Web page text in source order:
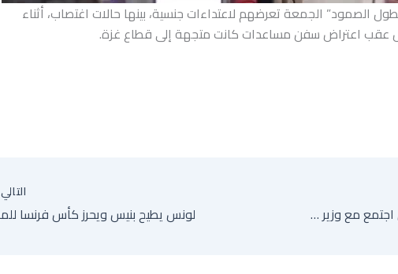
الصمود” الجمعة تعرضهم لاعتداءات جنسية، بينها حالات اغتصاب، أثناء
عقب اعتراض سفن مساعدات كانت متجهة إلى قطاع غزة.
قائد الجيش الباكستاني اجتمع مع وزير خارجية إيران في طهران
التالي